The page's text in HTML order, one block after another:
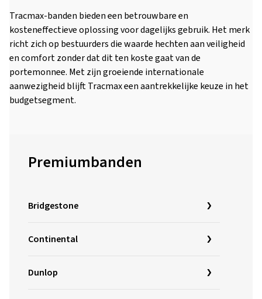
Tracmax-banden bieden een betrouwbare en
kosteneffectieve oplossing voor dagelijks gebruik. Het merk
richt zich op bestuurders die waarde hechten aan veiligheid
en comfort zonder dat dit ten koste gaat van de
portemonnee. Met zijn groeiende internationale
aanwezigheid blijft Tracmax een aantrekkelijke keuze in het
budgetsegment.
Premiumbanden
Bridgestone
Continental
Dunlop